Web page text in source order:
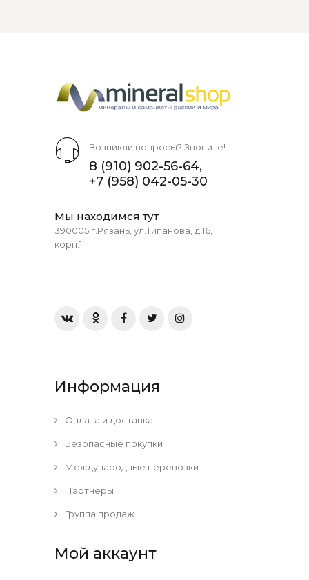
Возникли вопросы? Звоните!
8 (910) 902-56-64,
+7 (958) 042-05-30
Мы находимся тут
390005 г.Рязань, ул.Типанова, д.16,
корп.1
Информация
Оплата и доставка
Безопасные покупки
Международные перевозки
Партнеры
Группа продаж
Мой аккаунт